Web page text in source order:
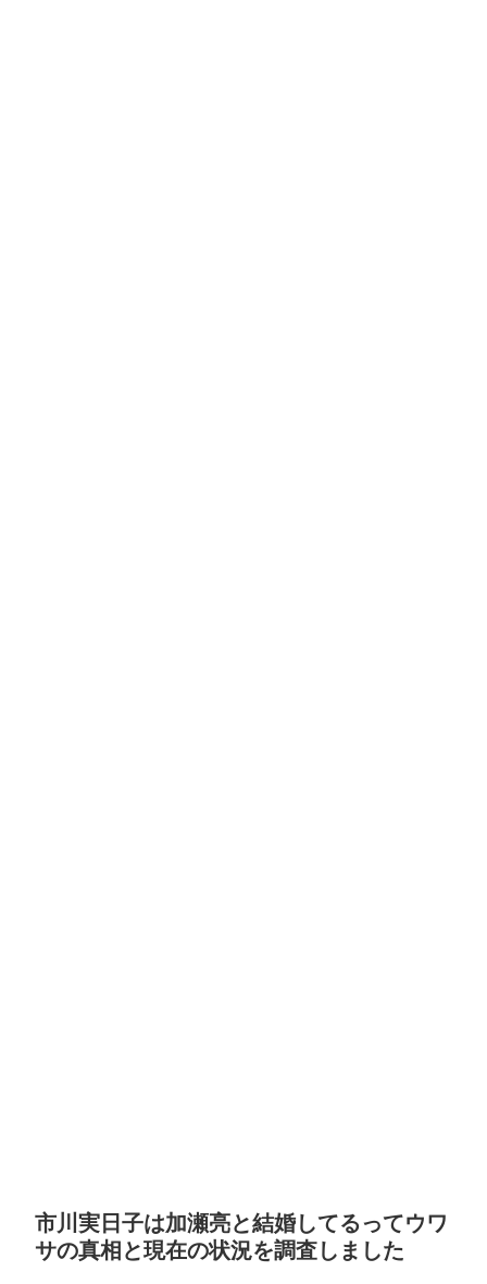
市川実日子は加瀬亮と結婚してるってウワ
サの真相と現在の状況を調査しました